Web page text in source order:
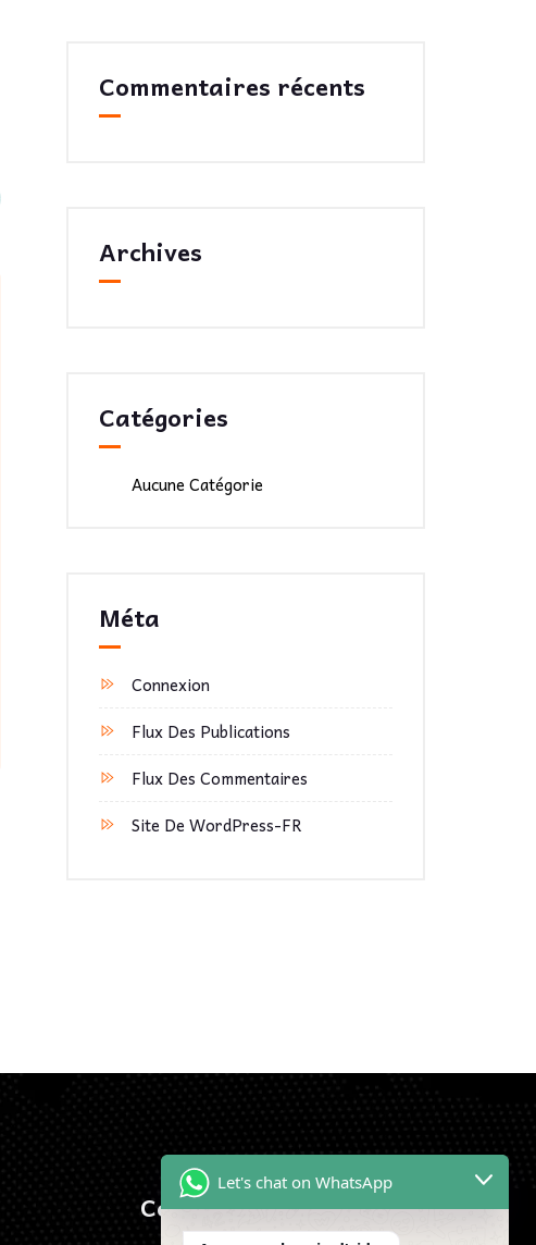
Commentaires récents
Archives
Catégories
Aucune Catégorie
Méta
Connexion
Flux Des Publications
Flux Des Commentaires
Site De WordPress-FR
Contactez-Nous
Let's chat on WhatsApp